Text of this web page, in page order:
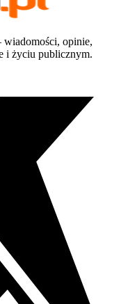
opinie,
i życiu publicznym.